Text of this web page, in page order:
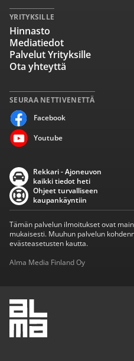
SEURAA NETTIVENETTÄ
Facebook
Youtube
YRITYKSILLE
Hinnasto
Mediatiedot
Palvelut Yrityksille
Ota yhteyttä
Rekkari - Ajoneuvon
kaikki tiedot heti
Ohjeet turvalliseen
kaupankäyntiin
Tämän palvelun ilmoitukset ovat
mukaisesti. Muuhun palvelun
evästeasetusten kautta.
Alma Media Finland Oy